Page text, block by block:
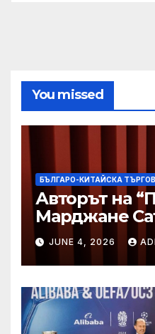
You missed
БЪЛГАРО-КИТАЙСКА
Авторът на
Марджане
“от тъга” на
JUNE 4, 2026